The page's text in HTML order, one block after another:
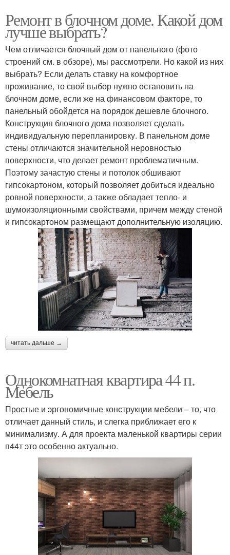
Ремонт в блочном доме. Какой дом
лучше выбрать?
Чем отличается блочный дом от панельного (фото
строений см. в обзоре), мы рассмотрели. Но какой из них
выбрать? Если делать ставку на комфортное
проживание, то свой выбор нужно остановить на
блочном доме, если же на финансовом факторе, то
панельный обойдется на порядок дешевле блочного.
Конструкция блочного дома позволяет сделать
индивидуальную перепланировку. В панельном доме
стены отличаются значительной неровностью
поверхности, что делает ремонт проблематичным.
Поэтому зачастую стены и потолок обшивают
гипсокартоном, который позволяет добиться идеально
ровной поверхности, а также обладает тепло- и
шумоизоляционными свойствами, причем между стеной
и гипсокартоном размещают дополнительную изоляцию.
читать дальше →
Однокомнатная квартира 44 п.
Мебель
Простые и эргономичные конструкции мебели – то, что
отличает данный стиль, и слегка приближает его к
минимализму. А для проекта маленькой квартиры серии
п44т это особенно актуально.